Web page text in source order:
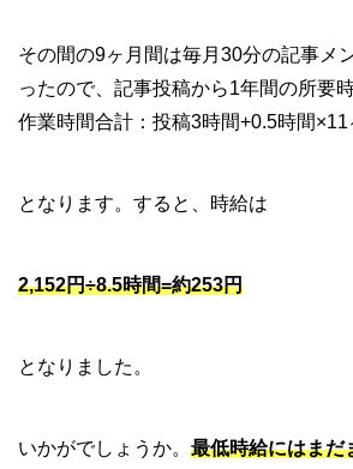
その間の9ヶ月間は毎月30分の記事メ
ったので、記事投稿から1年間の所要
作業時間合計：投稿3時間+0.5時間×11
となります。すると、時給は
2,152円÷8.5時間=約253円
となりました。
いかがでしょうか。 最低時給にはまだ